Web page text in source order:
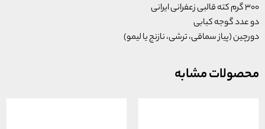
300 گرم کته قالبی زعفرانی ایرانی
دو عدد گوجه کبابی
دورچین (پیاز سماقی، ترشی، نازنج یا لیمو)
محصولات مشابه